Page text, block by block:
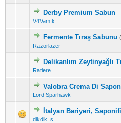
Derby Premium Sabun
V4Vamık
Fermente Tıraş Sabunu
Razorlazer
Delikanlım Zeytinyağlı
Ratiere
Valobra Crema Di
Lord Sparhawk
İtalyan Bariyeri,
dikdik_s